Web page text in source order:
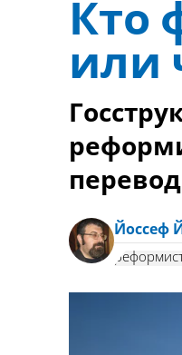
Кто
или
Йоссеф